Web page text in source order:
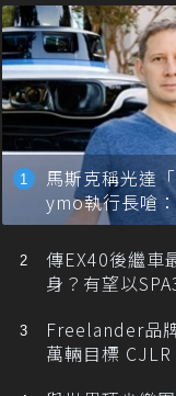
馬斯克稱光達
ymo執行長嗆
自動駕駛
傳EX40後繼車
身？有望以
Freelander品
萬輛目標